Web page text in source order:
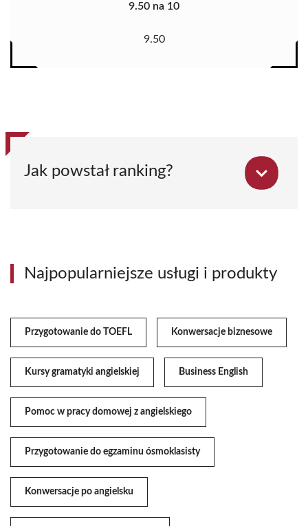
9.50 na 10
9.50
Jak powstał ranking?
Najpopularniejsze usługi i produkty
Przygotowanie do TOEFL Konwersacje biznesowe
Kursy gramatyki angielskiej Business English
Pomoc w pracy domowej z angielskiego
Przygotowanie do egzaminu ósmoklasisty
Konwersacje po angielsku